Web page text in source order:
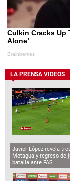
LA PRENSA VIDEOS
Javier López revela
Motagua y regreso de
batalla ante FAS